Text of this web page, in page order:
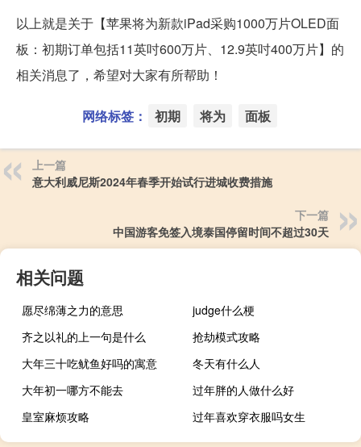
以上就是关于【苹果将为新款iPad采购1000万片OLED面
板：初期订单包括11英吋600万片、12.9英吋400万片】的
相关消息了，希望对大家有所帮助！
网络标签： 初期 将为 面板
上一篇
意大利威尼斯2024年春季开始试行进城收费措施
下一篇
中国游客免签入境泰国停留时间不超过30天
相关问题
愿尽绵薄之力的意思
judge什么梗
齐之以礼的上一句是什么
抢劫模式攻略
大年三十吃鱿鱼好吗的寓意
冬天有什么人
大年初一哪方不能去
过年胖的人做什么好
皇室麻烦攻略
过年喜欢穿衣服吗女生